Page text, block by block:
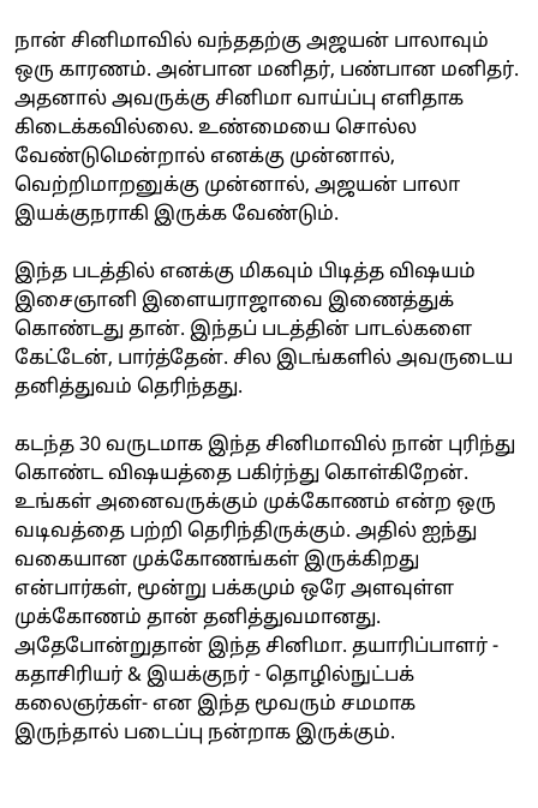
நான் சினிமாவில் வந்ததற்கு அஜயன் பாலாவும்
ஒரு காரணம். அன்பான மனிதர், பண்பான மனிதர்.
அதனால் அவருக்கு சினிமா வாய்ப்பு எளிதாக
கிடைக்கவில்லை. உண்மையை சொல்ல
வேண்டுமென்றால் எனக்கு முன்னால்,
வெற்றிமாறனுக்கு முன்னால், அஜயன் பாலா
இயக்குநராகி இருக்க வேண்டும்.
இந்த படத்தில் எனக்கு மிகவும் பிடித்த விஷயம்
இசைஞானி இளையராஜாவை இணைத்துக்
கொண்டது தான். இந்தப் படத்தின் பாடல்களை
கேட்டேன், பார்த்தேன். சில இடங்களில் அவருடைய
தனித்துவம் தெரிந்தது.
கடந்த 30 வருடமாக இந்த சினிமாவில் நான் புரிந்து
கொண்ட விஷயத்தை பகிர்ந்து கொள்கிறேன்.
உங்கள் அனைவருக்கும் முக்கோணம் என்ற ஒரு
வடிவத்தை பற்றி தெரிந்திருக்கும். அதில் ஐந்து
வகையான முக்கோணங்கள் இருக்கிறது
என்பார்கள், மூன்று பக்கமும் ஒரே அளவுள்ள
முக்கோணம் தான் தனித்துவமானது.
அதேபோன்றுதான் இந்த சினிமா. தயாரிப்பாளர் -
கதாசிரியர் & இயக்குநர் - தொழில்நுட்பக்
கலைஞர்கள்- என இந்த மூவரும் சமமாக
இருந்தால் படைப்பு நன்றாக இருக்கும்.